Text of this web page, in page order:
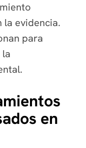
la evidencia.
para
en